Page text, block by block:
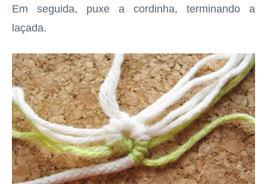
Em seguida, puxe a cordinha, terminando a
laçada.